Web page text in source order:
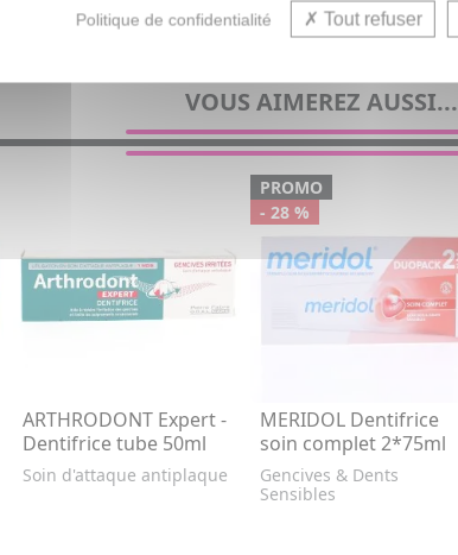
VOUS AIMEREZ AUSSI...
ARTHRODONT Expert -
Dentifrice tube 50ml
Soin d'attaque antiplaque
PROMO
- 28 %
MERIDOL Dentifrice
soin complet 2*75ml
Gencives & Dents
Sensibles
Politique de confidentialité Tout refuser